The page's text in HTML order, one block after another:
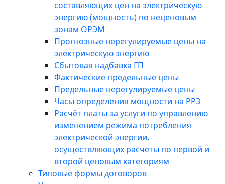
составляющих цен на электрическую
энергию (мощность) по неценовым
зонам ОРЭМ
Прогнозные нерегулируемые цены на
электрическую энергию
Сбытовая надбавка ГП
Фактические предельные цены
Предельные нерегулируемые цены
Часы определения мощности на РРЭ
Расчёт платы за услуги по управлению
изменением режима потребления
электрической энергии,
осуществляющих расчеты по первой и
второй ценовым категориям
Типовые формы договоров